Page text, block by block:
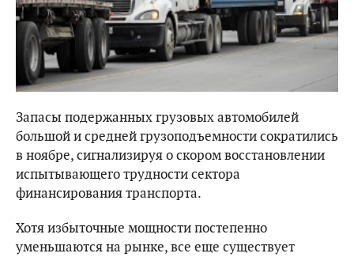
Запасы подержанных грузовых автомобилей
большой и средней грузоподъемности сократились
в ноябре, сигнализируя о скором восстановлении
испытывающего трудности сектора
финансирования транспорта.
Хотя избыточные мощности постепенно
уменьшаются на рынке, все еще существует